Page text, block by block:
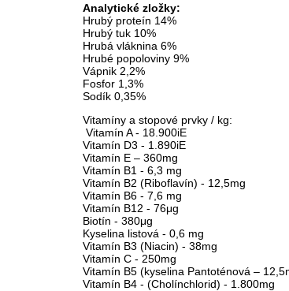
Analytické zložky:
Hrubý proteín 14%
Hrubý tuk 10%
Hrubá vláknina 6%
Hrubé popoloviny 9%
Vápnik 2,2%
Fosfor 1,3%
Sodík 0,35%
Vitamíny a stopové prvky / kg:
Vitamín A - 18.900iE
Vitamín D3 - 1.890iE
Vitamín E – 360mg
Vitamín B1 - 6,3 mg
Vitamín B2 (Riboflavín) - 12,5mg
Vitamín B6 - 7,6 mg
Vitamín B12 - 76μg
Biotín - 380μg
Kyselina listová - 0,6 mg
Vitamín B3 (Niacin) - 38mg
Vitamín C - 250mg
Vitamín B5 (kyselina Pantoténová –
Vitamín B4 - (Cholínchlorid) - 1.800mg